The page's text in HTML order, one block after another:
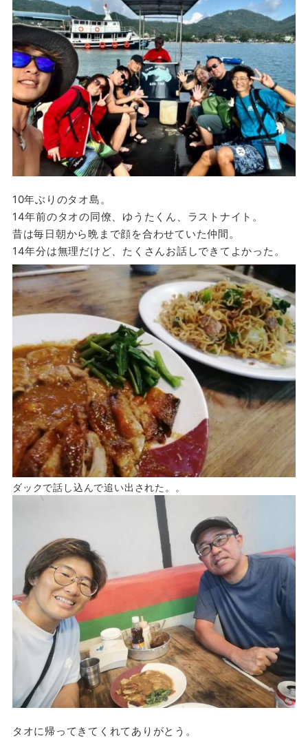
10年ぶりのタオ島。
14年前のタオの同僚、ゆうたくん、ラストナイト。
昔は毎日朝から晩まで顔を合わせていた仲間。
14年分は無理だけど、たくさんお話しできてよかった。
ダックで話し込んで追い出された。。
タオに帰ってきてくれてありがとう。